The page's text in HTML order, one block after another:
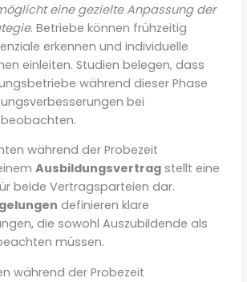
eine gezielte Anpassung der
. Betriebe können frühzeitig
erkennen und individuelle
einleiten. Studien belegen, dass
während dieser Phase
bei
während der Probezeit
Ausbildungsvertrag stellt eine
beide Vertragsparteien dar.
definieren klare
die sowohl Auszubildende als
müssen.
während der Probezeit